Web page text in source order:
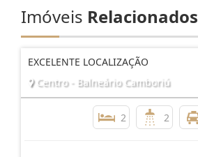
Imóveis Relacionados
EXCELENTE LOCALIZAÇÃO
Centro - Balneário Camboriú
2 2